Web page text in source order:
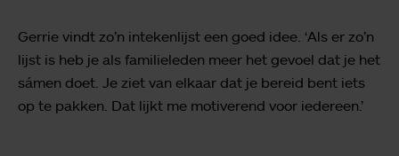
Gerrie vindt zo’n intekenlijst een goed idee. ‘Als er zo’n
lijst is heb je als familieleden meer het gevoel dat je het
sámen doet. Je ziet van elkaar dat je bereid bent iets
op te pakken. Dat lijkt me motiverend voor iedereen.’